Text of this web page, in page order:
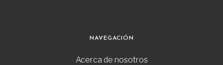
NAVEGACIÓN
Acerca de nosotros